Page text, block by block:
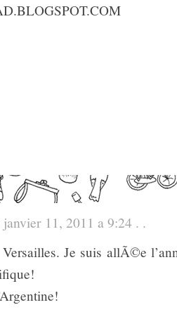
janvier 11, 2011 a 9:24 . .
Je suis allÃ©e